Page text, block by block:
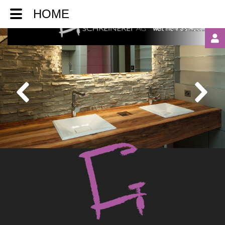
HOME
LOGIN
REGISTER
Automatische
Erinnerung